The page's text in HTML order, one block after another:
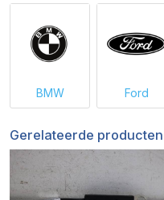
BMW Ford
Gerelateerde producten